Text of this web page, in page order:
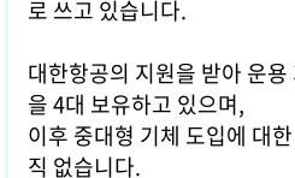
로 쓰고 있습니다.
대한항공의 지원을 받아 운
을 4대 보유하고 있으며,
이후 중대형 기체 도입에 대
직 없습니다.